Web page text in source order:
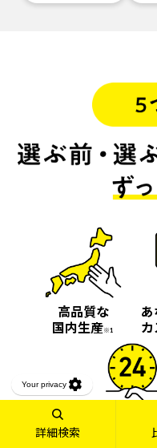
詳細検索
高品質な
国内生産※1
あ
24時間